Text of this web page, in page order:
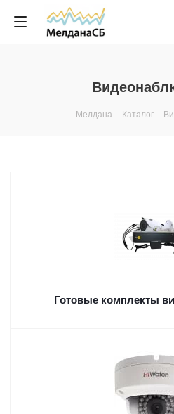
Мелдана - Каталог -
Готовые комплекты